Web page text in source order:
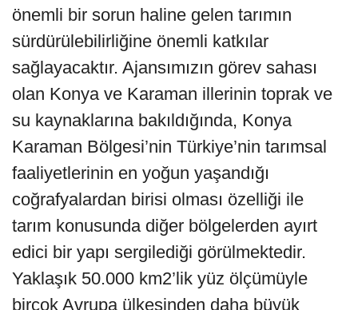
önemli bir sorun haline gelen tarımın
sürdürülebilirliğine önemli katkılar
sağlayacaktır. Ajansımızın görev sahası
olan Konya ve Karaman illerinin toprak ve
su kaynaklarına bakıldığında, Konya
Karaman Bölgesi’nin Türkiye’nin tarımsal
faaliyetlerinin en yoğun yaşandığı
coğrafyalardan birisi olması özelliği ile
tarım konusunda diğer bölgelerden ayırt
edici bir yapı sergilediği görülmektedir.
Yaklaşık 50.000 km2’lik yüz ölçümüyle
birçok Avrupa ülkesinden daha büyük